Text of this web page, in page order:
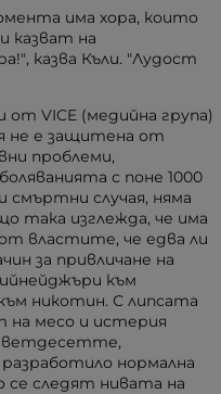
има хора, които
казват на
, казва Къли. "Лудост
от VICE (медийна група)
не е защитена от
проблеми,
с поне 1000
смъртни случая, няма
така изглежда, че има
властите, че едва ли
за привличане на
към
никотин. С липсата
на месо и истерия
нормална
се следят нивата на